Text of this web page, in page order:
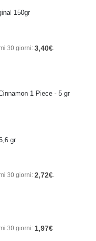
150gr
30 giorni: 3,40€.
1 Piece - 5 gr
gr
30 giorni: 2,72€.
30 giorni: 1,97€